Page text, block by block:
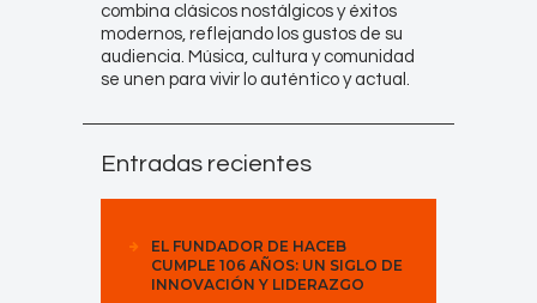
combina clásicos nostálgicos y éxitos
modernos, reflejando los gustos de su
audiencia. Música, cultura y comunidad
se unen para vivir lo auténtico y actual.
Entradas recientes
EL FUNDADOR DE HACEB
CUMPLE 106 AÑOS: UN SIGLO DE
INNOVACIÓN Y LIDERAZGO